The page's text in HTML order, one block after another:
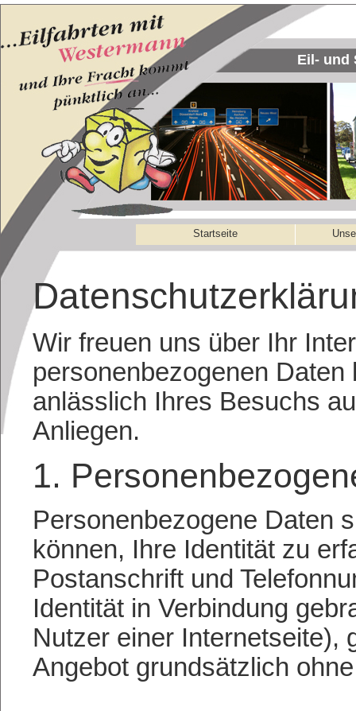
Eil-
Startseite
Wir freuen uns über Ihr
personenbezogenen
anlässlich Ihres Besuchs
Anliegen.
1.
Personenbezogene Daten
können, Ihre Identität zu
Postanschrift und
Identität in Verbindung
Nutzer einer Internetseite),
Angebot grundsätzlich